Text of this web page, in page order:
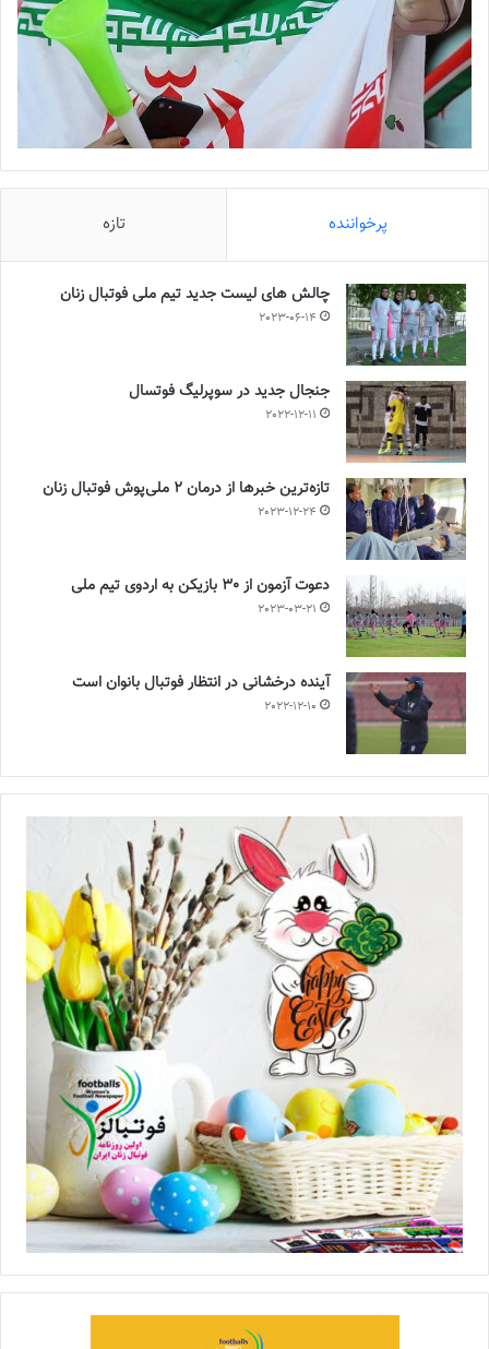
پرخواننده تازه
چالش هاى ليست جدید تيم ملى فوتبال زنان
2023-06-14
جنجال جدید در سوپرلیگ فوتسال
2022-12-11
تازه‌ترین خبرها از درمان ۲ ملی‌پوش فوتبال زنان
2023-12-24
دعوت آزمون از 30 بازیکن به اردوی تیم ملی
2023-03-21
آینده درخشانی در انتظار فوتبال بانوان است
2022-12-10